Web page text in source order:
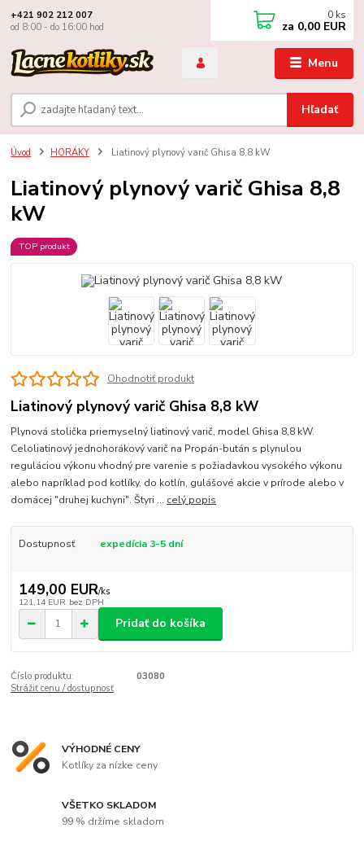
Menu
Hľadať
+421 902 212 007
od 8:00 - do 16:00 hod
0 ks
za 0,00 EUR
Úvod HORÁKY Liatinový plynový varič Ghisa 8,8 kW
Liatinový plynový varič Ghisa 8,8
kW
TOP produkt
Ohodnotiť produkt
Liatinový plynový varič Ghisa 8,8 kW
Plynová stolička priemyselný liatinový varič, model Ghisa 8,8 kW.
Celoliatinový jednohorákový varič na Propán-bután s plynulou
reguláciou výkonu vhodný pre varenie s požiadavkou vysokého výkonu
alebo napríklad pod kotlíky, do kotlín, gulášové akcie v prírode alebo v
domácej "druhej kuchyni". Štyri ... celý popis
Dostupnosť expedícia 3-5 dní
149,00 EUR/ks
121,14 EUR bez DPH
Pridať do košíka
Číslo produktu:
03080
Strážiť cenu / dostupnosť
VÝHODNÉ CENY
Kotlíky za nízke ceny
VŠETKO SKLADOM
99 % držíme skladom